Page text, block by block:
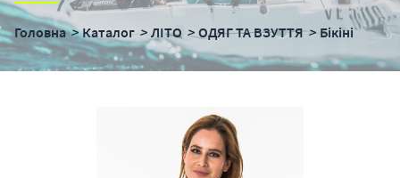
Головна Каталог ЛІТО ОДЯГ ТА ВЗУТТЯ Бікіні